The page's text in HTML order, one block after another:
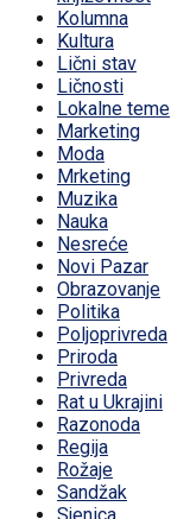
Kolumna
Kultura
Lični stav
Ličnosti
Lokalne teme
Marketing
Moda
Mrketing
Muzika
Nauka
Nesreće
Novi Pazar
Obrazovanje
Politika
Poljoprivreda
Priroda
Privreda
Rat u Ukrajini
Razonoda
Regija
Rožaje
Sandžak
Sjenica